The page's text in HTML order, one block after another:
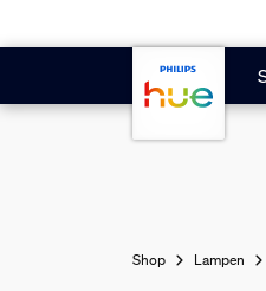
Shop Lampen